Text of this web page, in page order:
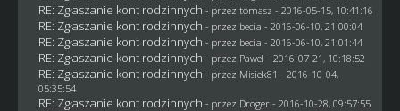
RE: Zgłaszanie kont rodzinnych - przez tomasz - 2016-05-15, 10:41:16
RE: Zgłaszanie kont rodzinnych - przez becia - 2016-06-10, 21:00:04
RE: Zgłaszanie kont rodzinnych - przez becia - 2016-06-10, 21:01:44
RE: Zgłaszanie kont rodzinnych - przez Pawel - 2016-07-21, 10:18:52
RE: Zgłaszanie kont rodzinnych - przez Misiek81 - 2016-10-04,
05:35:54
RE: Zgłaszanie kont rodzinnych - przez Droger- 2016-10-28, 09:57:55